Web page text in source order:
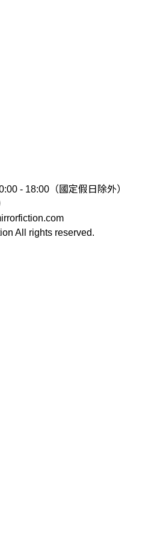
- 18:00（國定假日除外）
All rights reserved.